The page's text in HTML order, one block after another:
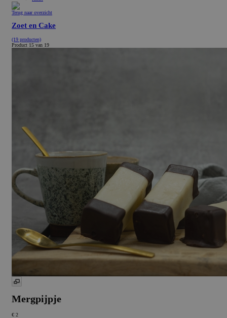
Terug naar overzicht
Zoet en Cake
(19 producten)
Product 15 van 19
Mergpijpje
€ 2